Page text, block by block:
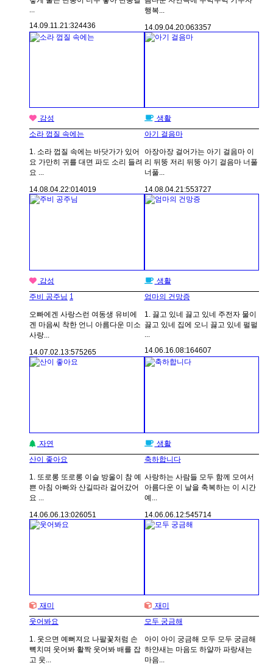
14.09.11. 21:324436
행복...
14.09.04. 20:063357
감성
소라 껍질 속에는
1. 소라 껍질 속에는 바닷가가 있어
요 가만히 귀를 대면 파도 소리 들려
요 ...
14.08.04.22:014019
생활
아기 걸음마
아장아장 걸어가는 아기 걸음마 이
리 뒤뚱 저리 뒤뚱 아기 걸음마 너풀
너풀...
14.08.04.21:553727
감성
주비 공주님 1
오빠에겐 사랑스런 여동생 유비에
겐 마음씨 착한 언니 아름다운 미소
사랑...
14.07.02.13:575265
생활
엄마의 건망증
1. 끓고 있네 끓고 있네 주전자 물이
끓고 있네 집에 오니 끓고 있네 펄펄
...
14.06.16.08:164607
자연
산이 좋아요
1. 또로롱 또로롱 이슬 방울이 참 예
쁜 아침 아빠와 산길따라 걸어갔어
요 ...
14.06.06. 13:026051
생활
축하합니다
사랑하는 사람들 모두 함께 모여서
아름다운 이 날을 축복하는 이 시간
예...
14.06.06. 12:545714
재미
웃어봐요
1. 웃으면 예뻐져요 나팔꽃처럼 손
뼉치며 웃어봐 활짝 웃어봐 배를 잡
고 웃...
재미
모두 궁금해
아이 아이 궁금해 모두 모두 궁금해
하얀새는 마음도 하얄까 파랑새는
마음...